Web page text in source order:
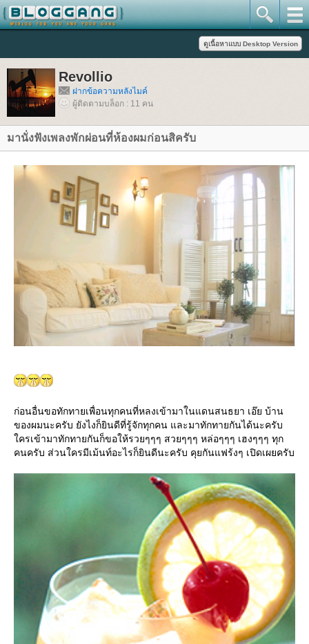
Revollio
ฝากข้อความหลังไมค์
ผู้ติดตามบล็อก : 11 คน
มานั่งฟังเพลงพักผ่อนที่ห้องผมก่อนสิครับ
ก่อนอื่นขอทักทายเพื่อนทุกคนที่หลงเข้ามาในแดนสนธยา เอ๊ย บ้าน
ของผมนะครับ ยังไงก็ยินดีที่รู้จักทุกคน และมาทักทายกันได้นะครับ
ครเข้ามาทักทายกันก็ขอให้รวยๆๆๆ สวยๆๆๆ หล่อๆๆๆ เฮงๆๆๆ ทุก
คนครับ ส่วนใครมีเม้นท์อะไรก็ยินดีนะครับ คุยกันแฟร้งๆ เปิดเผยครับ